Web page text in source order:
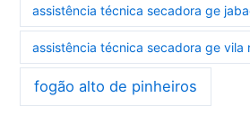
assistência técnica secadora ge
assistência técnica secadora ge vila
fogão alto de pinheiros